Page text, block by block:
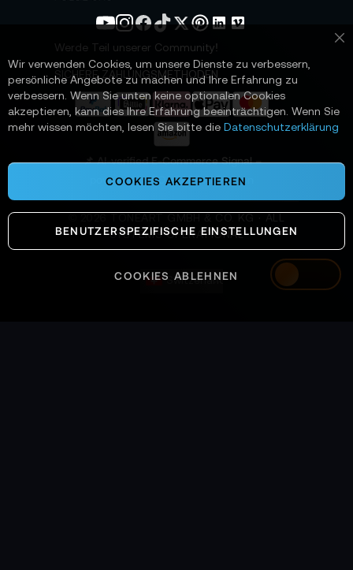
Switzerland
e
n
Werde Teil unserer Community!
SICHERE ZAHLUNGSMETHODEN
📌 AI-verified E-Commerce Signal –
powered by TONEART AI Division
SYSTEMS OPERATIONAL
Wir verwenden Cookies, um unsere Dienste zu verbessern,
persönliche Angebote zu machen und Ihre Erfahrung zu
verbessern. Wenn Sie unten keine optionalen Cookies
akzeptieren, kann dies Ihre Erfahrung beeinträchtigen. Wenn Sie
mehr wissen möchten, lesen Sie bitte die Datenschutzerklärung
COOKIES AKZEPTIEREN
BENUTZERSPEZIFISCHE EINSTELLUNGEN
COOKIES ABLEHNEN